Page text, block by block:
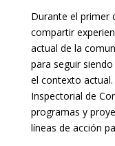
Durante el primer
compartir
actual de la
para seguir
el contexto
Inspectorial de
programas y
líneas de acción